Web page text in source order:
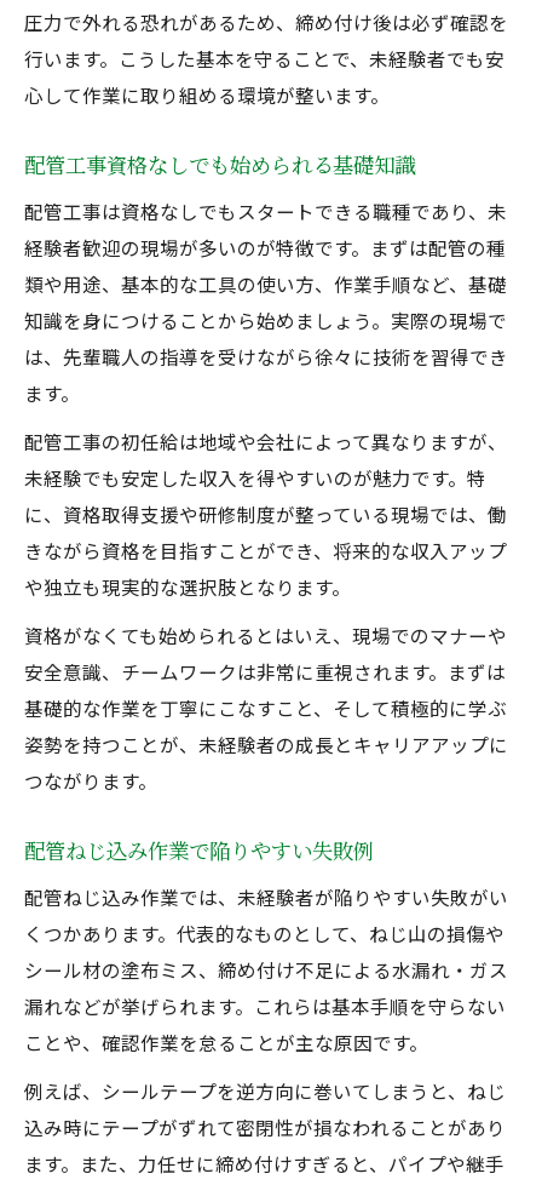
圧力で外れる恐れがあるため、締め付け後は必ず確認を
行います。こうした基本を守ることで、未経験者でも安
心して作業に取り組める環境が整います。
配管工事資格なしでも始められる基礎知識
配管工事は資格なしでもスタートできる職種であり、未
経験者歓迎の現場が多いのが特徴です。まずは配管の種
類や用途、基本的な工具の使い方、作業手順など、基礎
知識を身につけることから始めましょう。実際の現場で
は、先輩職人の指導を受けながら徐々に技術を習得でき
ます。
配管工事の初任給は地域や会社によって異なりますが、
未経験でも安定した収入を得やすいのが魅力です。特
に、資格取得支援や研修制度が整っている現場では、働
きながら資格を目指すことができ、将来的な収入アップ
や独立も現実的な選択肢となります。
資格がなくても始められるとはいえ、現場でのマナーや
安全意識、チームワークは非常に重視されます。まずは
基礎的な作業を丁寧にこなすこと、そして積極的に学ぶ
姿勢を持つことが、未経験者の成長とキャリアアップに
つながります。
配管ねじ込み作業で陥りやすい失敗例
配管ねじ込み作業では、未経験者が陥りやすい失敗がい
くつかあります。代表的なものとして、ねじ山の損傷や
シール材の塗布ミス、締め付け不足による水漏れ・ガス
漏れなどが挙げられます。これらは基本手順を守らない
ことや、確認作業を怠ることが主な原因です。
例えば、シールテープを逆方向に巻いてしまうと、ねじ
込み時にテープがずれて密閉性が損なわれることがあり
ます。また、力任せに締め付けすぎると、パイプや継手